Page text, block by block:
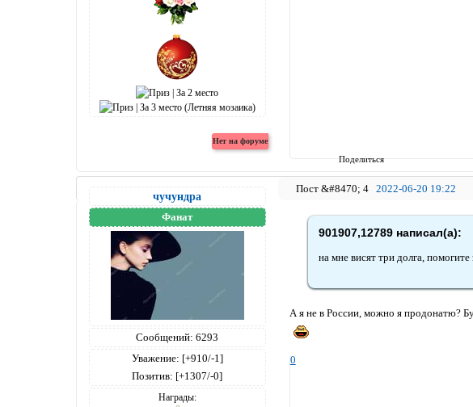
Поделиться
4 2022-06-20 19:22
чучундра
Фанат
Сообщений: 6293
Уважение: [+910/-1]
Позитив: [+1307/-0]
Награды:
901907,12789 написал(а):
на мне висят три долга, помогите
А я не в России, можно я продонатю?
0